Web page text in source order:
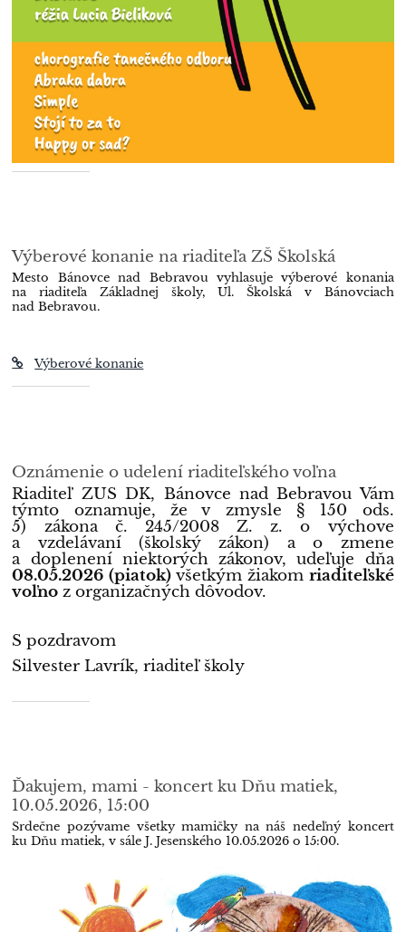
Výberové konanie na riaditeľa ZŠ Školská
Mesto Bánovce nad Bebravou vyhlasuje výberové konania
na riaditeľa Základnej školy, Ul. Školská v Bánovciach
nad Bebravou.
Výberové konanie
Oznámenie o udelení riaditeľského voľna
Riaditeľ ZUŠ DK, Bánovce nad Bebravou Vám
týmto oznamuje, že v zmysle § 150 ods.
5) zákona č. 245/2008 Z. z. o výchove
a vzdelávaní (školský zákon) a o zmene
a doplenení niektorých zákonov, udeľuje dňa
08.05.2026 (piatok) všetkým žiakom riaditeľské
voľnoz organizačných dôvodov.
S pozdravom
Silvester Lavrík, riaditeľ školy
Ďakujem, mami - koncert ku Dňu matiek,
10.05.2026, 15:00
Srdečne pozývame všetky mamičky na náš nedeľný koncert
ku Dňu matiek, v sále J. Jesenského 10.05.2026 o 15:00.